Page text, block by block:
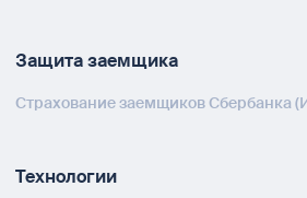
Защита заемщика
Страхование заемщиков Сбербанка
Технологии